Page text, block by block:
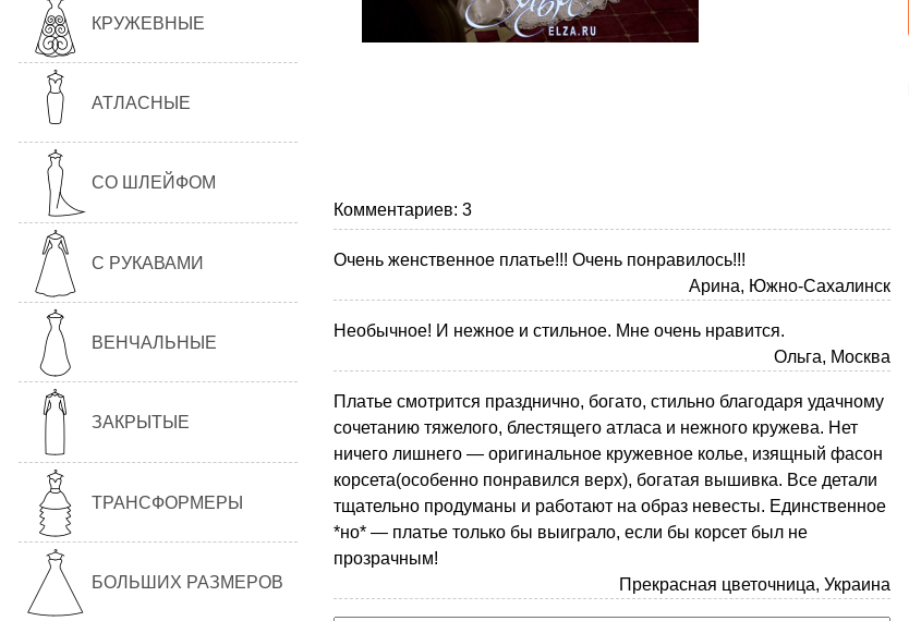
КРУЖЕВНЫЕ
АТЛАСНЫЕ
СО ШЛЕЙФОМ
С РУКАВАМИ
ВЕНЧАЛЬНЫЕ
ЗАКРЫТЫЕ
ТРАНСФОРМЕРЫ
БОЛЬШИХ РАЗМЕРОВ
Комментариев: 3
Очень женственное платье!!! Очень понравилось!!!
Арина, Южно-Сахалинск
Необычное! И нежное и стильное. Мне очень нравится.
Ольга, Москва
Платье смотрится празднично, богато, стильно благодаря удачному
сочетанию тяжелого, блестящего атласа и нежного кружева. Нет
ничего лишнего — оригинальное кружевное колье, изящный фасон
корсета(особенно понравился верх), богатая вышивка. Все детали
тщательно продуманы и работают на образ невесты. Единственное
*но* — платье только бы выиграло, если бы корсет был не
прозрачным!
Прекрасная цветочница, Украина